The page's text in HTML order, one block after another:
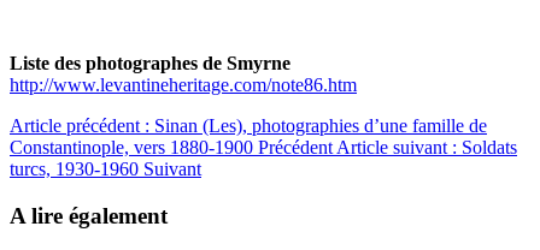
Liste des photographes de Smyrne
http://www.levantineheritage.com/note86.htm
Article précédent : Sinan (Les), photographies d’une famille de
Constantinople, vers 1880-1900 Précédent Article suivant : Soldats
turcs, 1930-1960 Suivant
A lire également